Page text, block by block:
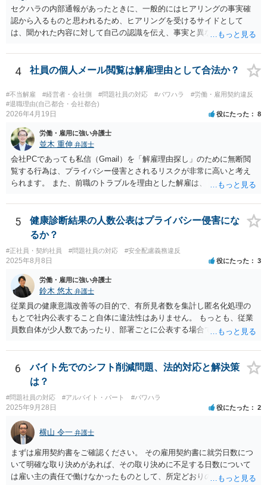
も、併せて請求することによって、解決金の増額事由として扱うこと
を検討する余地があります。 具体的なご事情が分からないため、抽象
的な説明にとどまり申し訳ありません。 ただ、パワハラを原因とする
労働トラブルをご自身で対応することは、ご負担が大きいかと存じま
すので、弁護士への相談をお勧めいたします。
セクハラの内部通報があったときに、一般的にはヒアリングの事実確
認から入るものと思われるため、ヒアリングを受けるサイドとして
は、聞かれた内容に対して自己の認識を伝え、事実と異なることに関
会社側でセクハラの事実があったと認定した場合は、単なる警告・指
導だけでなく、懲戒処分等が行われる可能性もありますので、そのよ
いのではないかと思います。
4 社員の個人メール閲覧は解雇理由として合法か？
#不当解雇 #経営者・会社側 #問題社員の対応 #パワハラ
#労働・雇用契約違反
#退職理由(自己都合・会社都合)
2026年4月19日 役にたった 8
労働・雇用に強い弁護士
並木 重伸 弁護士
会社PCであっても私信（Gmail）を「解雇理由探し」のために無断閲
覧する行為は、プライバシー侵害とされるリスクが非常に高いと考え
られます。 また、前職のトラブルを理由とした解雇は、 採用時に虚偽
メールの内容には触れず、現在の「素行の悪さ」に関する事情を具体
的に記録してください。注意・指導を繰り返しても改善されないとい
うプロセスを積み上げ、段階的に懲戒や退職勧奨を検討するのが安全
な進め方です。
5
健康診断結果の人数公表はプライバシー侵害にな
るか？
#正社員・契約社員 #問題社員の対応 #安全配慮義務違反
2025年8月8日 役にたった 3
労働・雇用に強い弁護士
鈴木 悠太 弁護士
従業員の健康意識改善等の目的で、有所見者数を集計し匿名化処理の
もとで社内公表すること自体に違法性はありません。 もっとも、従業
員数自体が少人数であったり、部署ごとに公表する場合で特定の部署
あり、その場合は違法性を帯びることになります。 少人数部署がある
場合はより大きなグループ（企業全体）単位での公表にする、結果数
をぼかして「約●％」とする等の工夫が、より特定回避に資するかもし
れません。
6
バイト先でのシフト削減問題、法的対応と解決策
は？
#問題社員の対応 #アルバイト・パート #パワハラ
2025年9月28日 役にたった 2
横山 令一 弁護士
まずは雇用契約書をご確認ください。 その雇用契約書に就労日数につ
いて明確な取り決めがあれば、その取り決めに不足する日数について
は雇い主の責任で働けなかったものとして、所定どおりの賃金（民法5